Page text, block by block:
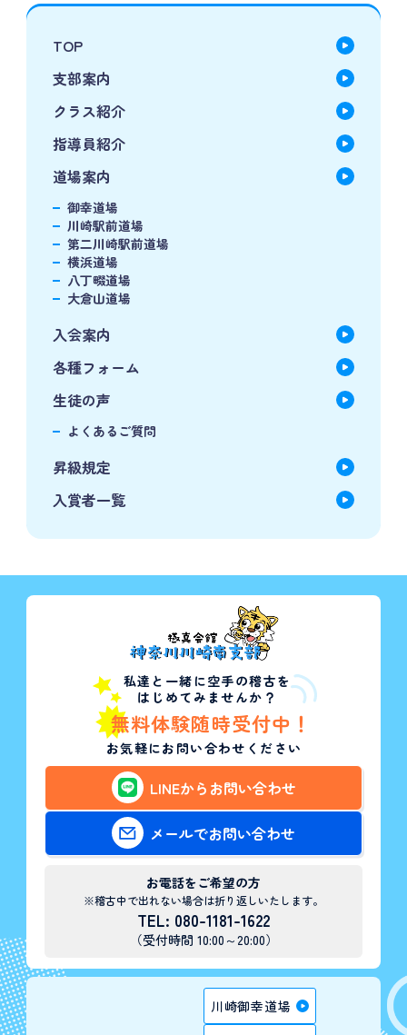
TOP
支部案内
クラス紹介
指導員紹介
道場案内
御幸道場
川崎駅前道場
第二川崎駅前道場
横浜道場
八丁畷道場
大倉山道場
入会案内
各種フォーム
生徒の声
よくあるご質問
昇級規定
入賞者一覧
私達と一緒に空手の稽古を
はじめてみませんか？
無料体験随時受付中！
お気軽にお問い合わせください
LINEからお問い合わせ
メールでお問い合わせ
お電話をご希望の方
※稽古中で出れない場合は折り返しいたします。
TEL: 080-1181-1622
（受付時間 10:00～20:00）
川崎御幸道場